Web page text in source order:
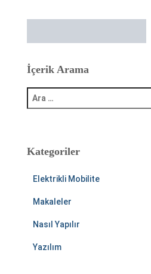
İçerik Arama
:Kategoriler
Elektrikli Mobilite
Makaleler
Nasıl Yapılır
Yazılım